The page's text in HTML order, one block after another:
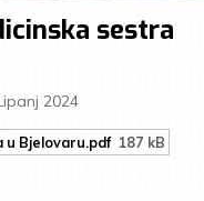
sestra
2024
u Bjelovaru.pdf 187 kB